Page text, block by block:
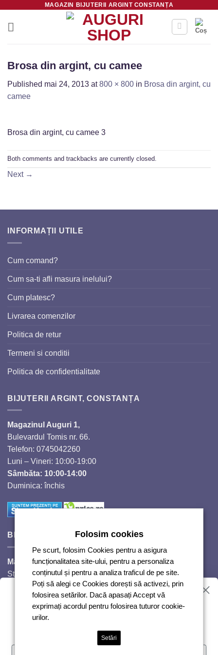
content
MAGAZIN BIJUTERII ARGINT CONSTANȚA
Brosa din argint, cu camee
Published mai 24, 2013 at800 × 800 in Brosa din argint, cu
camee
Brosa din argint, cu camee 3
Both comments and trackbacks are currently closed.
Next →
INFORMAȚII UTILE
Cum comand?
Cum sa-ti afli masura inelului?
Cum platesc?
Livrarea comenzilor
Politica de retur
Termeni si conditii
Politica de confidentialitate
BIJUTERII ARGINT, CONSTANȚA
Magazinul Auguri 1,
Bulevardul Tomis nr. 66.
Telefon: 0745042260
Luni – Vineri: 10:00-19:00
Sâmbăta: 10:00-14:00
Duminica: închis
BIJUTERII SI CRISTALE
Magazinul Auguri 2,
Strada Răscoalei 1907, nr. 18.
Telefon: 0720224353
Luni – Vineri: 10:00-18:00
Sâmbăta: 10:00-14:00
Duminică: închis
Folosim cookies
Pe scurt, folosim Cookies pentru a asigura
funcționalitatea site-ului, pentru a personaliza
conținutul și pentru a analiza traficul de pe site.
Poți să alegi ce Cookies dorești să activezi, prin
folosirea setărilor. Dacă apasați Accept vă
exprimați acordul pentru folosirea tuturor cookie-
urilor.
Setări
Vrei reduceri?
Abonează-te și te anunțăm!